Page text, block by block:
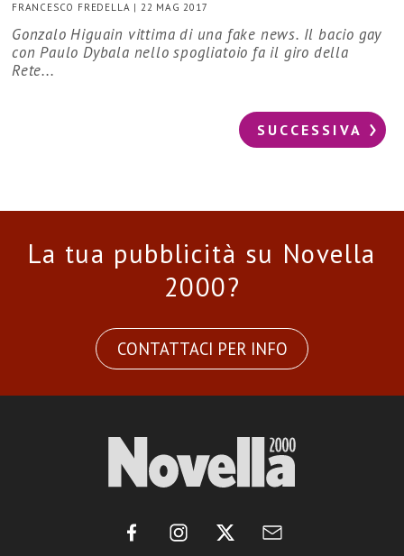
FRANCESCO FREDELLA | 22 MAG 2017
Gonzalo Higuain vittima di una fake news. Il bacio gay
con Paulo Dybala nello spogliatoio fa il giro della
Rete...
SUCCESSIVA
La tua pubblicità su Novella
2000?
CONTATTACI PER INFO